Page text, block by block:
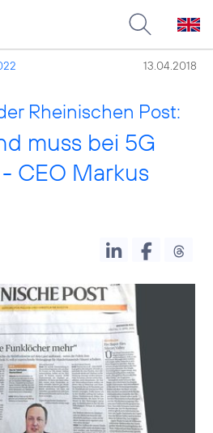
13.04.2018
Rheinischen Post:
muss bei 5G
CEO Markus